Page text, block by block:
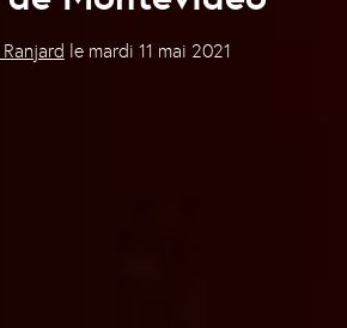
le mardi 11 mai 2021